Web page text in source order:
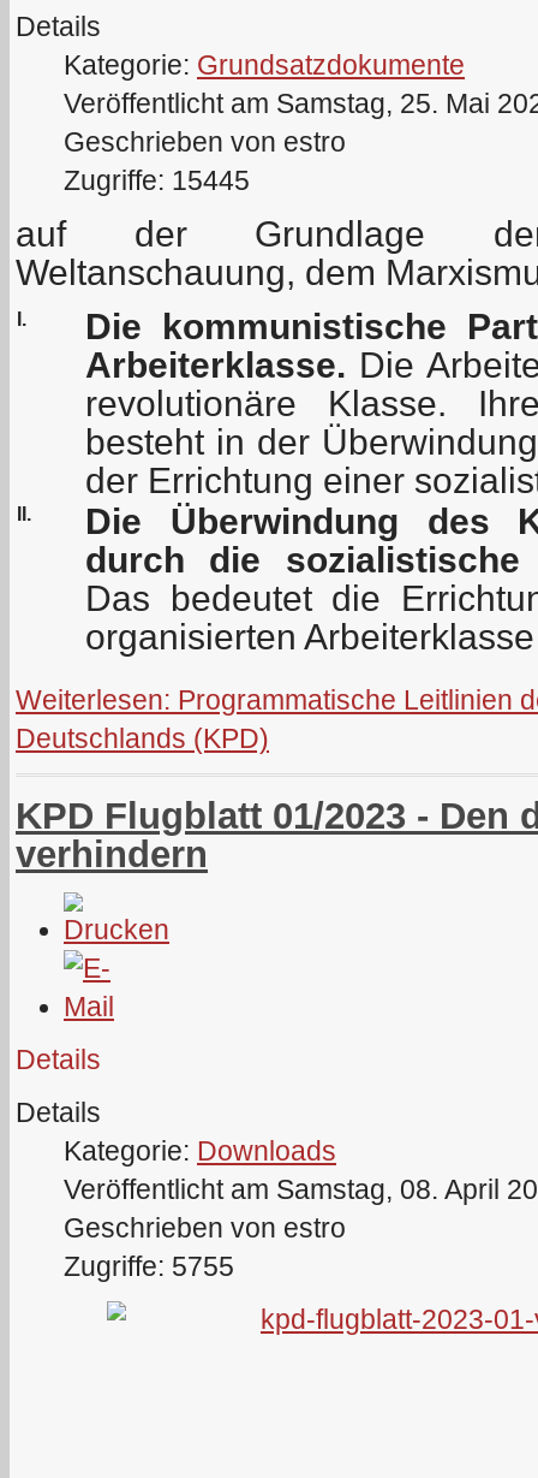
Details
Kategorie: Grundsatzdokumente
Veröffentlicht am Samstag, 25. Mai
Geschrieben von estro
Zugriffe: 15445
auf der Grundlage der
Weltanschauung, dem
I.
Die kommunistische
Arbeiterklasse. Die
revolutionäre Klasse.
besteht in der
der Errichtung einer
II.
Die Überwindung des
durch die sozialistische
Das bedeutet die
organisierten Arbeiterklasse
Weiterlesen: Programmatische Leitlinien
Deutschlands (KPD)
KPD Flugblatt 01/2023 - Den
verhindern
Details
Details
Kategorie: Downloads
Veröffentlicht am Samstag, 08. April
Geschrieben von estro
Zugriffe: 5755